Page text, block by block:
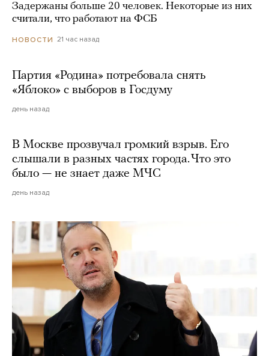
Задержаны больше 20 человек. Некоторые из них
считали, что работают на ФСБ
НОВОСТИ 21 час назад
Партия «Родина» потребовала снять
«Яблоко» с выборов в Госдуму
день назад
В Москве прозвучал громкий взрыв. Его
слышали в разных частях города. Что это
было — не знает даже МЧС
день назад